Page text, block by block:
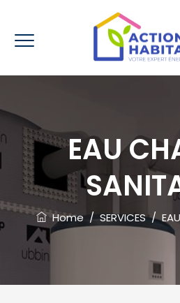
EAU
Home/SERVICES/